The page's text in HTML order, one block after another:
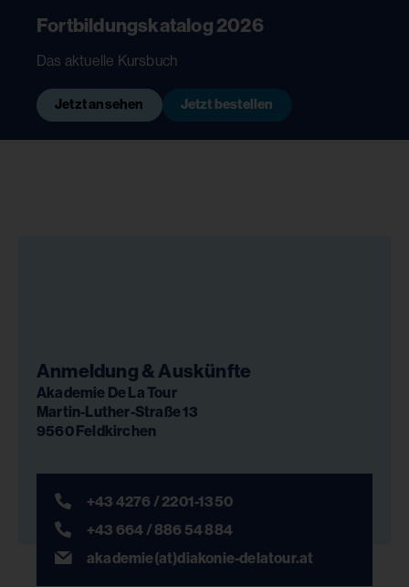
Fortbildungskatalog 2026
Das aktuelle Kursbuch
Jetzt ansehen Jetzt bestellen
Anmeldung & Auskünfte
Akademie De La Tour
Martin-Luther-Straße 13
9560 Feldkirchen
+43 4276 / 2201-1350
+43 664 / 886 54 884
akademie(at)diakonie-delatour.at